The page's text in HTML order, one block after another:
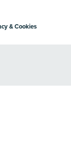
& Cookies